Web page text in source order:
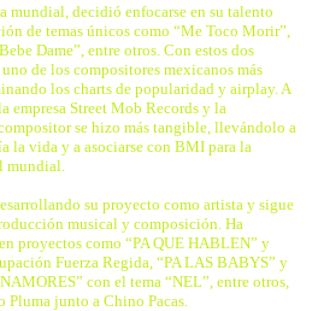
mundial, decidió enfocarse en su talento
de temas únicos como “Me Toco Morir”,
Dame”, entre otros. Con estos dos
de los compositores mexicanos más
los charts de popularidad y airplay. A
empresa Street Mob Records y la
se hizo más tangible, llevándolo a
la vida y a asociarse con BMI para la
mundial.
su proyecto como artista y sigue
musical y composición. Ha
proyectos como “PA QUE HABLEN” y
Fuerza Regida, “PA LAS BABYS” y
con el tema “NEL”, entre otros,
Pluma junto a Chino Pacas.